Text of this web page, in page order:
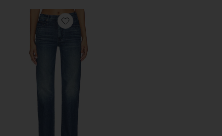
Favorite KICK IT ストレートレッグ